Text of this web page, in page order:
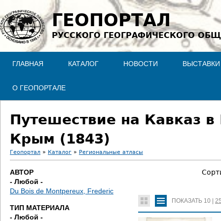
Jump to navigation
ГЕОПОРТАЛ
РУССКОГО ГЕОГРАФИЧЕСКОГО
ГЛАВНАЯ КАТАЛОГ НОВОСТИ ВЫСТАВКИ
О ГЕОПОРТАЛЕ
Путешествие на Кавказ
Крым (1843)
В
ы
з
Геопортал » Каталог » Региональные атласы
АВТОР
- Любой -
Du Bois de Montpereux, Frederic
ТИП МАТЕРИАЛА
- Любой -
ПОКАЗАТЬ 10